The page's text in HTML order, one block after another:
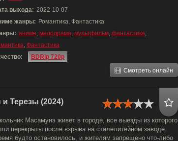
выхода: 2022-10-07
жанры: Романтика, Фантастика
аниме, мелодрама, мультфильм, фантастика,
, Фантастика
BDRip 720p
Смотреть онлайн
Терезы (2024)
Масамунэ живет в городе, все выезды из которого
перекрыты после взрыва на сталелитейном заводе.
будто остановилось, и жителям запрещено что-либо